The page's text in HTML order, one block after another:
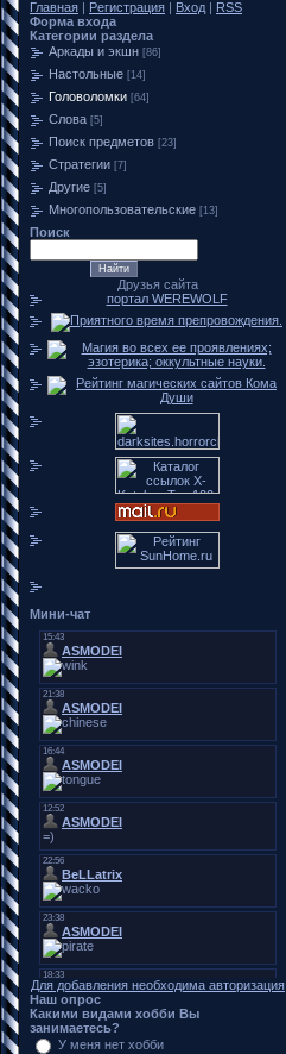
Главная | Регистрация | Вход | RSS
Форма входа
Категории раздела
Аркады и экшн [86]
Настольные [14]
Головоломки [64]
Слова [5]
Поиск предметов [23]
Стратегии [7]
Другие [5]
Многопользовательские [13]
Поиск
Друзья сайта
портал WEREWOLF
Мини-чат
Для добавления необходима авторизация
Наш опрос
Какими видами хобби Вы
занимаетесь?
У меня нет хобби